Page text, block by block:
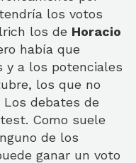
los votos
los de Horacio
había que
y a los potenciales
los que no
Los debates de
Como suele
de los
ganar un voto